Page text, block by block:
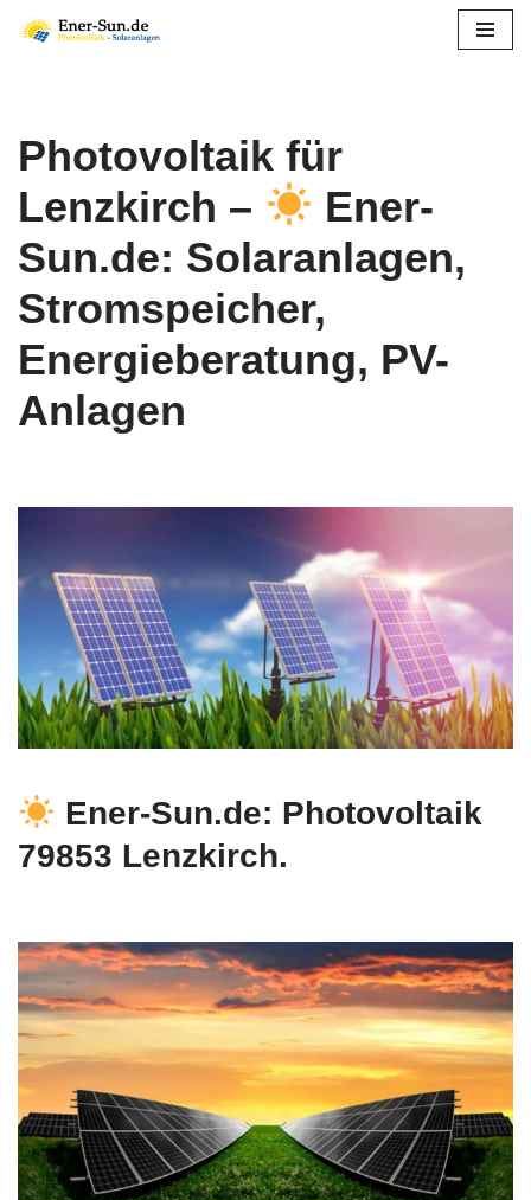
Photovoltaik für
Lenzkirch –
Ener-
Sun.de: Solaranlagen,
Stromspeicher,
Energieberatung, PV-
Anlagen
Ener-Sun.de: Photovoltaik
79853 Lenzkirch.